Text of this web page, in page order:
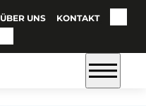
ÜBER UNS KONTAKT